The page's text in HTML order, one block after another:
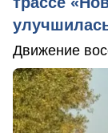
Движение